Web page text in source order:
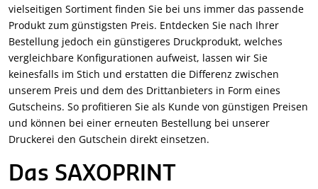
vielseitigen Sortiment finden Sie bei uns immer das passende
Produkt zum günstigsten Preis. Entdecken Sie nach Ihrer
Bestellung jedoch ein günstigeres Druckprodukt, welches
vergleichbare Konfigurationen aufweist, lassen wir Sie
keinesfalls im Stich und erstatten die Differenz zwischen
unserem Preis und dem des Drittanbieters in Form eines
Gutscheins. So profitieren Sie als Kunde von günstigen Preisen
und können bei einer erneuten Bestellung bei unserer
Druckerei den Gutschein direkt einsetzen.
Das SAXOPRINT